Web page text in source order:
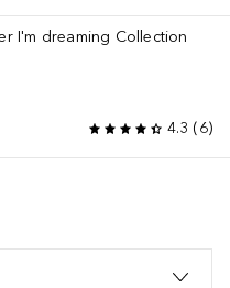
I'm dreaming Collection
4.3 (6)